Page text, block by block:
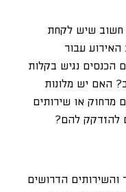
חשוב שיש לקחת
האירוע עבור
נגיש בקלות
האם יש מלונות
מרחוק או שירותים
להזדקק להם?
והשירותים הדרושים